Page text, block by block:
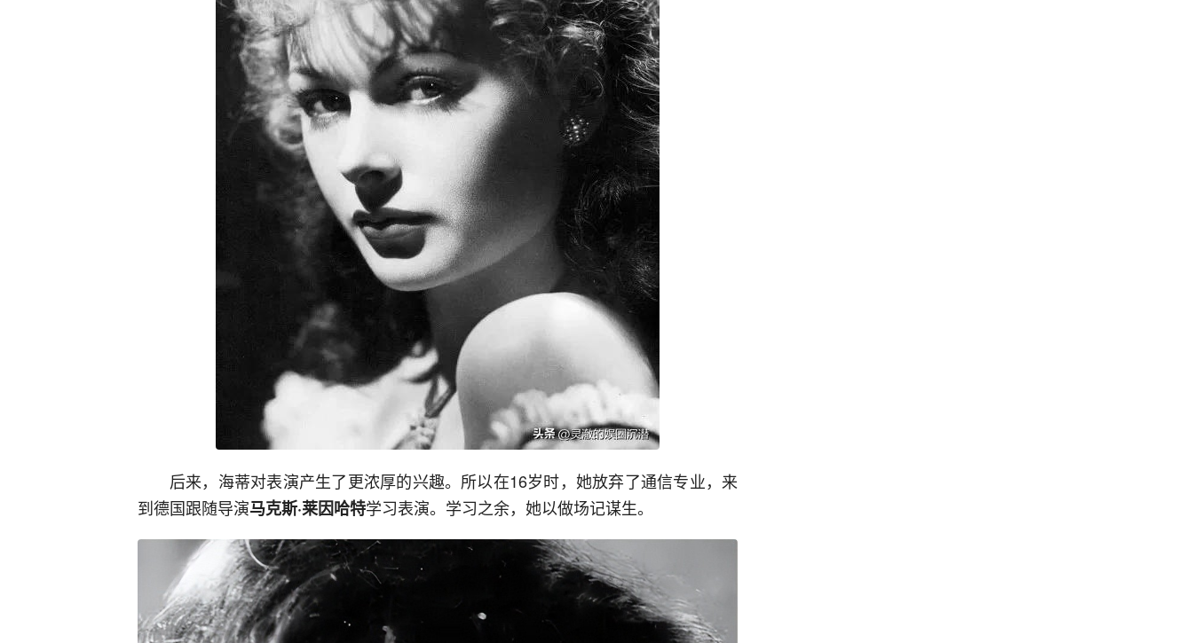
后来，海蒂对表演产生了更浓厚的兴趣。所以在16岁时，她放弃了通信专业，来
到德国跟随导演马克斯·莱因哈特学习表演。学习之余，她以做场记谋生。